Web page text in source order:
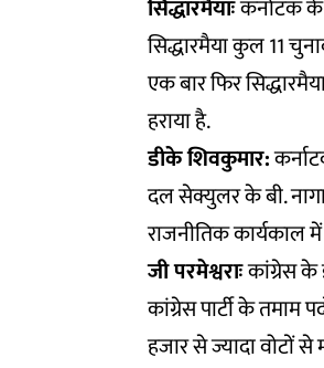
सिद्धारमैयाःकर्नाटक
सिद्धारमैया कुल 11
एक बार फिर
हराया है.
डीके शिवकुमार:
दल सेक्युलर के बी.
राजनीतिक कार्यकाल
जी परमेश्वराःकांग्रेस
कांग्रेस पार्टी के
हजार से ज्यादा वोटों से